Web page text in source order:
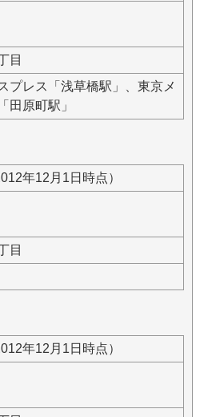
目
プレス「浅草橋駅」、東京メ
田原町駅」
年12月1日時点）
目
年12月1日時点）